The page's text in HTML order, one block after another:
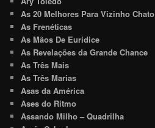
As 20 Melhores Para Vizinho Chato
As Frenéticas
As Mãos De Euridice
As Revelações da Grande Chance
As Três Mais
As Três Marias
Asas da América
Ases do Ritmo
Assando Milho – Quadrilha